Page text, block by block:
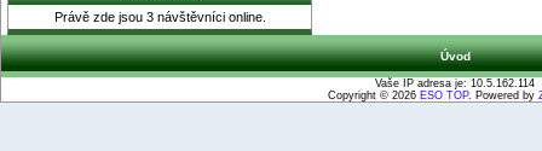
Právě zde jsou 3 návštěvníci online.
Úvod
Vaše IP adresa je: 10.5.162.114
Copyright © 2026 ESO TOP. Powered by